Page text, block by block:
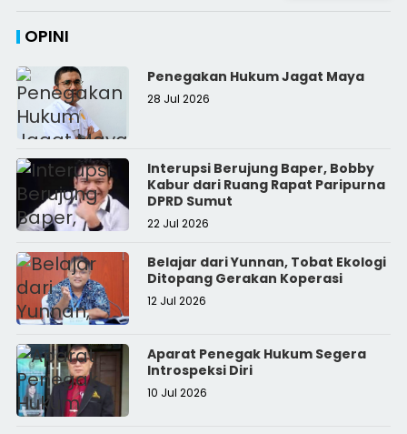
OPINI
Penegakan Hukum Jagat Maya
28 Jul 2026
Interupsi Berujung Baper, Bobby
Kabur dari Ruang Rapat Paripurna
DPRD Sumut
22 Jul 2026
Belajar dari Yunnan, Tobat Ekologi
Ditopang Gerakan Koperasi
12 Jul 2026
Aparat Penegak Hukum Segera
Introspeksi Diri
10 Jul 2026